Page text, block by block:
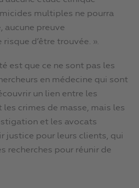
multiples ne pourra
aucune preuve
d’être trouvée. ».
est que ce ne sont pas les
en médecine qui sont
un lien entre les
crimes de masse, mais les
et les avocats
justice pour leurs clients, qui
recherches pour réunir de